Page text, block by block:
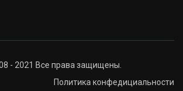
- 2021 Все права защищены.
Политика конфедициальности